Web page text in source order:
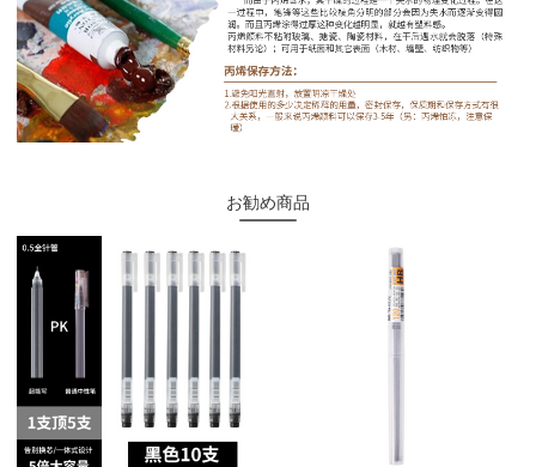
お勧め商品